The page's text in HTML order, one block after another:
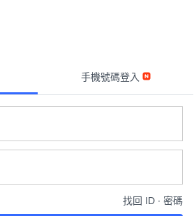
手機號碼登入
找回 ID ∙ 密碼